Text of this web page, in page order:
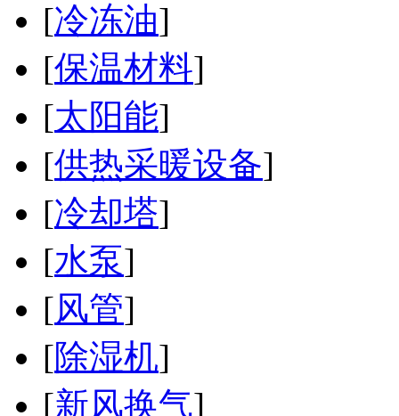
[冷冻油]
[保温材料]
[太阳能]
[供热采暖设备]
[冷却塔]
[水泵]
[风管]
[除湿机]
[新风换气]